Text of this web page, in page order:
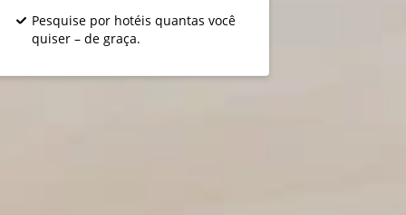
Pesquise por hotéis quantas você
quiser – de graça.